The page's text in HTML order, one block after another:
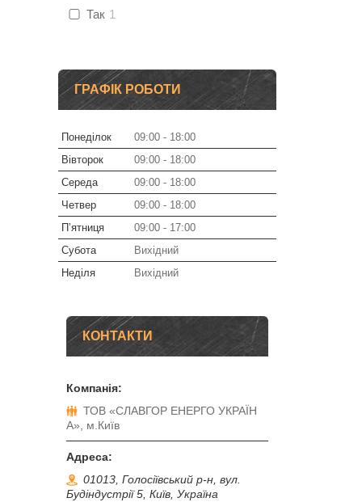
Так 1
ГРАФІК РОБОТИ
Понеділок 09:00
18:00
Вівторок
09:00
18:00
Середа
09:00
18:00
Четвер
09:00
18:00
Пʼятниця
09:00
17:00
Субота
Вихідний
Неділя
Вихідний
КОНТАКТИ
ТОВ «СЛАВГОР ЕНЕРГО УКРАЇН
А», м.Київ
01013, Голосіївський р-н, вул.
Будіндустрії 5, Київ, Україна